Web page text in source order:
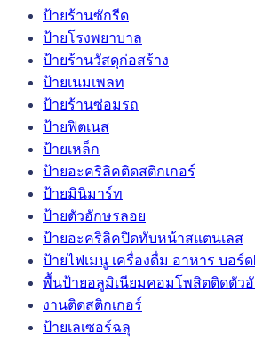
ป้ายร้านซักรีด
ป้ายโรงพยาบาล
ป้ายร้านวัสดุก่อสร้าง
ป้ายเนมเพลท
ป้ายร้านซ่อมรถ
ป้ายฟิตเนส
ป้ายเหล็ก
ป้ายอะคริลิคติดสติกเกอร์
ป้ายมินิมาร์ท
ป้ายตัวอักษรลอย
ป้ายอะคริลิคปิดทับหน้าสแตนเลส
ป้ายไฟเมนู เครื่องดื่ม อาหาร บอร์
พื้นป้ายอลูมิเนียมคอมโพสิตติดตัว
งานติดสติกเกอร์
ป้ายเลเซอร์ฉลุ